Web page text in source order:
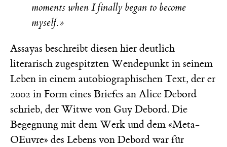
moments when I finally began to become
myself.»
Assayas beschreibt diesen hier deutlich
literarisch zugespitzten Wendepunkt in seinem
Leben in einem autobiographischen Text, der er
2002 in Form eines Briefes an Alice Debord
schrieb, der Witwe von Guy Debord. Die
Begegnung mit dem Werk und dem «Meta-
OEuvre» des Lebens von Debord war für